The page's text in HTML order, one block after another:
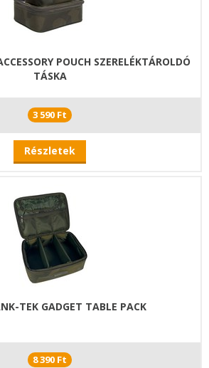
POUCH SZERELÉKTÁROLDÓ
TÁSKA
3 590 Ft
Részletek
TEK GADGET TABLE PACK
8 390 Ft